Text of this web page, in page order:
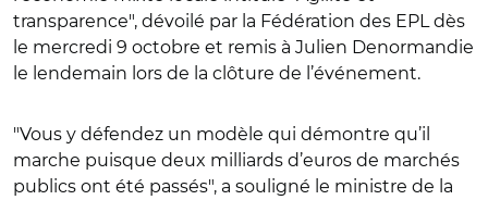
transparence", dévoilé par la Fédération des EPL dès
le mercredi 9 octobre et remis à Julien Denormandie
le lendemain lors de la clôture de l’événement.
"Vous y défendez un modèle qui démontre qu’il
marche puisque deux milliards d’euros de marchés
publics ont été passés", a souligné le ministre de la